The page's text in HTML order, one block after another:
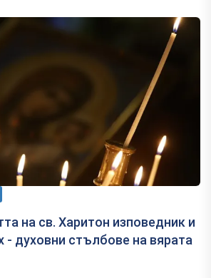
на св. Харитон изповедник и
- духовни стълбове на вярата